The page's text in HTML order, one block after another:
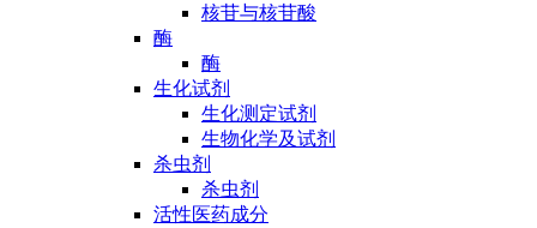
核苷与核苷酸
酶
酶
生化试剂
生化测定试剂
生物化学及试剂
杀虫剂
杀虫剂
活性医药成分